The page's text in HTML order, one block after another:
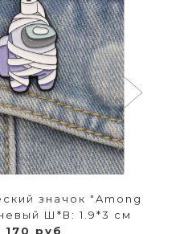
значок "Among
Ш*В: 1.9*3 см
170 руб